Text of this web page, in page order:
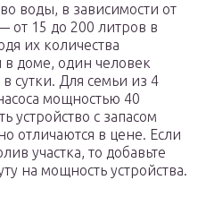
воды, в зависимости от
от 15 до 200 литров в
их количества
доме, один человек
сутки. Для семьи из 4
мощностью 40
устройство с запасом
отличаются в цене. Если
участка, то добавьте
на мощность устройства.